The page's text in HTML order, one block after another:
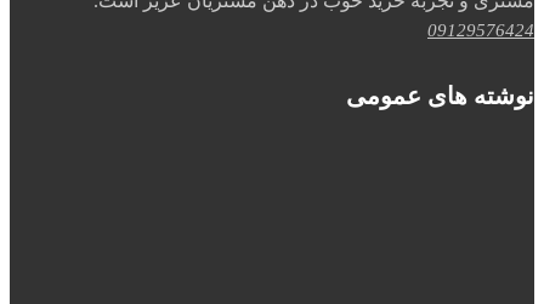
09129576424
نوشته های عمومی